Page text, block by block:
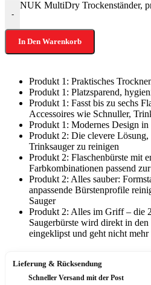
-
NUK MultiDry Trockenständer,
In Den Warenkorb
Produkt 1: Praktisches
Produkt 1: Platzsparend,
Produkt 1: Fasst bis zu sechs
Accessoires wie Schnuller,
Produkt 1: Modernes Design
Produkt 2: Die clevere
Trinksauger zu reinigen
Produkt 2: Flaschenbürste mit
Farbkombinationen passend
Produkt 2: Alles sauber:
anpassende Bürstenprofile
Sauger
Produkt 2: Alles im Griff – die
Saugerbürste wird direkt in
eingeklipst und geht nicht mehr
Lieferung & Rücksendung
Schneller Versand mit der Post